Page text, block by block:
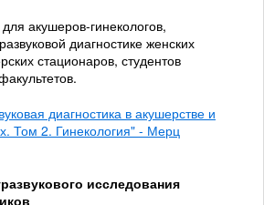
акушеров-гинекологов,
диагностике женских
стационаров, студентов
диагностика в акушерстве и
Том 2. Гинекология" - Мерц
исследования